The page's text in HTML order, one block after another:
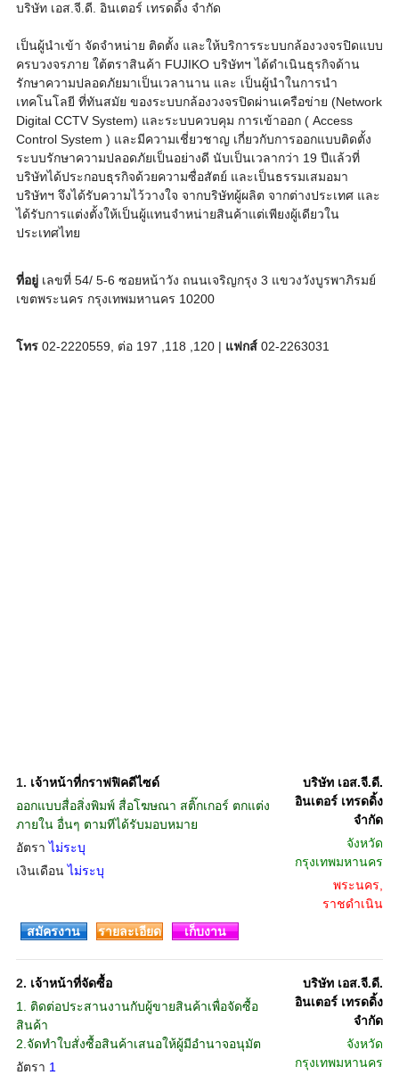
บริษัท เอส.จี.ดี. อินเตอร์ เทรดดิ้ง จำกัด
เป็นผู้นำเข้า จัดจำหน่าย ติดตั้ง และให้บริการระบบกล้องวงจรปิดแบบ
ครบวงจรภาย ใต้ตราสินค้า FUJIKO บริษัทฯ ได้ดำเนินธุรกิจด้าน
รักษาความปลอดภัยมาเป็นเวลานาน และ เป็นผู้นำในการนำ
เทคโนโลยี ที่ทันสมัย ของระบบกล้องวงจรปิดผ่านเครือข่าย (Network
Digital CCTV System) และระบบควบคุม การเข้าออก ( Access
Control System ) และมีความเชี่ยวชาญ เกี่ยวกับการออกแบบติดตั้ง
ระบบรักษาความปลอดภัยเป็นอย่างดี นับเป็นเวลากว่า 19 ปีแล้วที่
บริษัทได้ประกอบธุรกิจด้วยความซื่อสัตย์ และเป็นธรรมเสมอมา
บริษัทฯ จึงได้รับความไว้วางใจ จากบริษัทผู้ผลิต จากต่างประเทศ และ
ได้รับการแต่งตั้งให้เป็นผู้แทนจำหน่ายสินค้าแต่เพียงผู้เดียวใน
ประเทศไทย
ที่อยู่เลขที่ 54/ 5-6 ซอยหน้าวัง ถนนเจริญกรุง 3 แขวงวังบูรพาภิรมย์
เขตพระนคร กรุงเทพมหานคร 10200
โทร02-2220559, ต่อ 197 ,118 ,120 | แฟกส์02-2263031
1. เจ้าหน้าที่กราฟฟิคดีไซด์
ออกแบบสื่อสิ่งพิมพ์ สื่อโฆษณา สติ๊กเกอร์ ตกแต่ง
ภายใน อื่นๆ ตามทีได้รับมอบหมาย
อัตราไม่ระบุ
เงินเดือนไม่ระบุ
บริษัท เอส.จี.ดี.
อินเตอร์ เทรดดิ้ง
จำกัด
จังหวัด
กรุงเทพมหานคร
พระนคร,
ราชดำเนิน
สมัครงาน
รายละเอียด เก็บงาน
2. เจ้าหน้าที่จัดซื้อ
1. ติดต่อประสานงานกับผู้ขายสินค้าเพื่อจัดซื้อ
สินค้า
2.จัดทำใบสั่งซื้อสินค้าเสนอให้ผู้มีอำนาจอนุมัต
อัตรา 1
บริษัท เอส.จี.ดี.
อินเตอร์ เทรดดิ้ง
จำกัด
จังหวัด
กรุงเทพมหานคร